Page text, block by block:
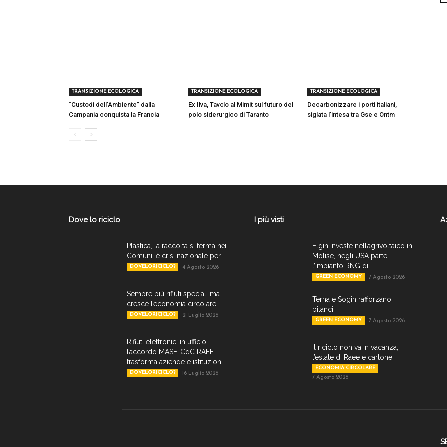
TRANSIZIONE ECOLOGICA
“Custodi dell’Ambiente” dalla
Campania conquista la Francia
TRANSIZIONE ECOLOGICA
Ex Ilva, Tavolo al Mimit sul futuro del
polo siderurgico di Taranto
TRANSIZIONE ECOLOGICA
Decarbonizzare i porti italiani,
siglata l’intesa tra Gse e Ontm
Dove lo riciclo
Plastica, la raccolta si ferma nei
Comuni: è crisi nazionale per...
DOVELORICICLO? 4 Agosto 2026
Sempre più rifiuti speciali ma
cresce l’economia circolare
DOVELORICICLO? 21 Luglio 2026
Rifiuti elettronici in ufficio:
l’accordo MASE-CdC RAEE
trasforma aziende e istituzioni...
DOVELORICICLO? 16 Luglio 2026
I più visti
Elgin investe nell’agrivoltaico in
Molise, negli USA parte
l’impianto RNG di...
GREEN ECONOMY 7 Agosto 2026
Terna e Sogin rafforzano i
bilanci
GREEN ECONOMY 7 Agosto 2026
Il riciclo non va in vacanza,
l’estate di Raee e cartone
ECONOMIA CIRCOLARE
7 Agosto 2026